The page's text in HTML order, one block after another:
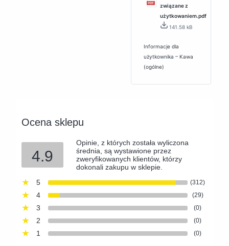
związane z
użytkowaniem.pdf
141.58 kB
Informacje dla
użytkownika – Kawa
(ogólne)
Ocena sklepu
4.9
Opinie, z których została wyliczona
średnia, są wystawione przez
zweryfikowanych klientów, którzy
dokonali zakupu w sklepie.
5
(312)
4 (29)
3 (0)
2 (0)
1 (0)